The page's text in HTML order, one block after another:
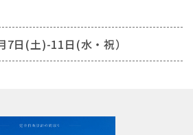
7日(土)-11日(水・祝）